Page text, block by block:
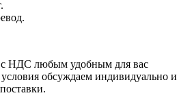
с НДС любым удобным для вас
обсуждаем индивидуально и